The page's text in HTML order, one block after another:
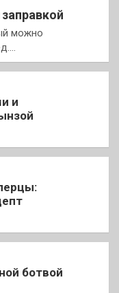
можно
и
ботвой